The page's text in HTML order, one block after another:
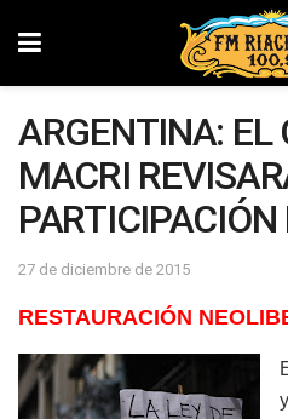
ARGENTINA: EL
MACRI
PARTICIPACIÓN
27 de diciembre de 2015
RESTAURACIÓN